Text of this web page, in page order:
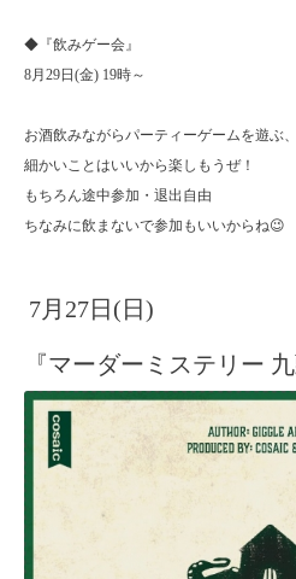
◆『飲みゲー会』
8月29日(金) 19時～
お酒飲みながらパーティーゲームを遊ぶ
細かいことはいいから楽しもうぜ！
もちろん途中参加・退出自由
ちなみに飲まないで参加もいいからね😉
7月27日(日)
『マーダーミステリー